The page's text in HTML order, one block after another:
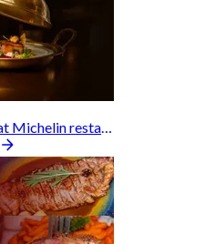
Taste world-class excellence at Michelin restaurants and unlock exclusive discounts when you book through Hungry Hub. A special privilege dedicated to the Prudential family.